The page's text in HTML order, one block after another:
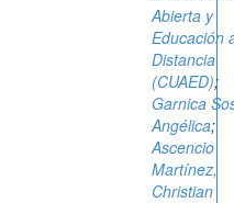
Abierta y
Educación
Distancia
(CUAED);
Garnica
Angélica;
Ascencio
Martínez,
Christian